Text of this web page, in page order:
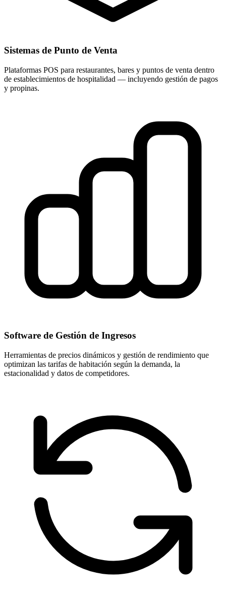
Sistemas de Punto de Venta
Plataformas POS para restaurantes, bares y puntos de venta dentro
de establecimientos de hospitalidad — incluyendo gestión de pagos
y propinas.
Software de Gestión de Ingresos
Herramientas de precios dinámicos y gestión de rendimiento que
optimizan las tarifas de habitación según la demanda, la
estacionalidad y datos de competidores.